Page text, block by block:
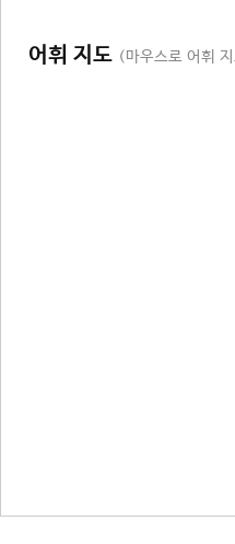
어휘 지도 (마우스로 어휘